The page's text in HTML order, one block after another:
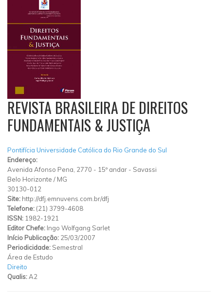
REVISTA BRASILEIRA DE DIREITOS
FUNDAMENTAIS & JUSTIÇA
Pontifícia Universidade Católica do Rio Grande do Sul
Endereço:
Avenida Afonso Pena, 2770 - 15º andar - Savassi
Belo Horizonte / MG
30130-012
Site: http://dfj.emnuvens.com.br/dfj
Telefone: (21) 3799-4608
ISSN: 1982-1921
Editor Chefe: Ingo Wolfgang Sarlet
Início Publicação: 25/03/2007
Periodicidade: Semestral
Área de Estudo
Direito
Qualis:A2